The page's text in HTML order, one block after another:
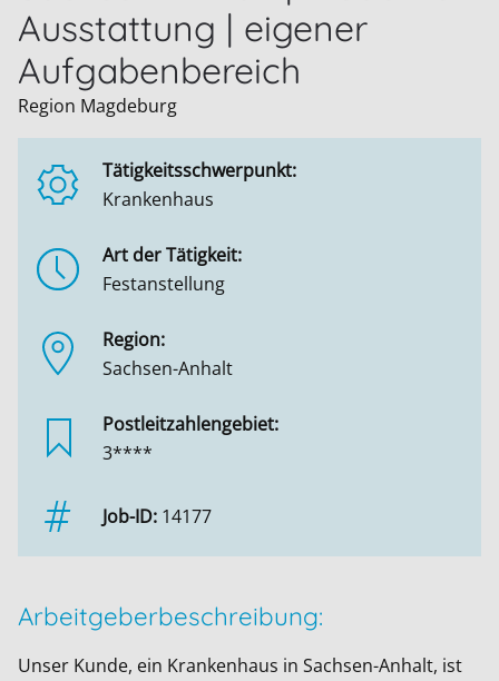
Ausstattung | eigener
Aufgabenbereich
Region Magdeburg
Tätigkeitsschwerpunkt:
Krankenhaus
Art der Tätigkeit:
Festanstellung
Region:
Sachsen-Anhalt
Postleitzahlengebiet:
3****
Job-ID: 14177
Arbeitgeberbeschreibung:
Unser Kunde, ein Krankenhaus in Sachsen-Anhalt, ist